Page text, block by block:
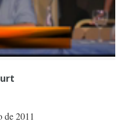
de 2011